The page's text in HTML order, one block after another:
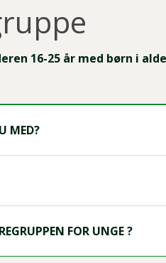
16-25 år med børn i
MED?
FOR UNGE ?